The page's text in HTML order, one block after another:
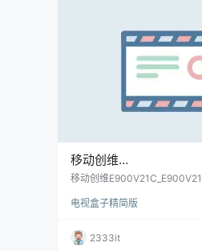
移动创维
刷固件包(亲测)
移动创维
(亲测)
电视盒子精简版
2333it